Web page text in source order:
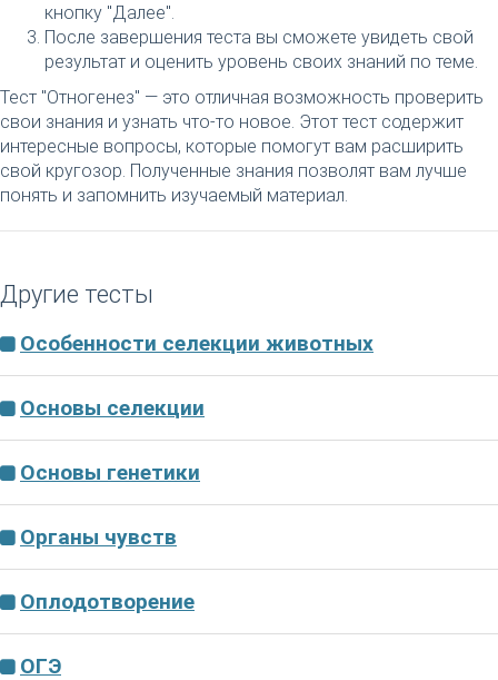
кнопку "Далее".
После завершения теста вы сможете увидеть свой
результат и оценить уровень своих знаний по теме.
Тест "Отногенез" — это отличная возможность проверить
свои знания и узнать что-то новое. Этот тест содержит
интересные вопросы, которые помогут вам расширить
свой кругозор. Полученные знания позволят вам лучше
понять и запомнить изучаемый материал.
Другие тесты
Особенности селекции животных
Основы селекции
Основы генетики
Органы чувств
Оплодотворение
ОГЭ